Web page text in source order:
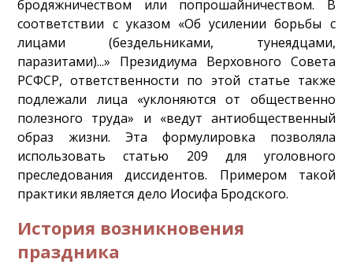
бродяжничеством или попрошайничеством. В
соответствии с указом «Об усилении борьбы с
лицами (бездельниками, тунеядцами,
паразитами)...» Президиума Верховного Совета
РСФСР, ответственности по этой статье также
подлежали лица «уклоняются от общественно
полезного труда» и «ведут антиобщественный
образ жизни. Эта формулировка позволяла
использовать статью 209 для уголовного
преследования диссидентов. Примером такой
практики является дело Иосифа Бродского.
История возникновения
праздника